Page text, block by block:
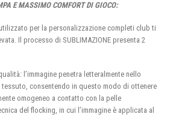
E MASSIMO COMFORT DI GIOCO:
per la personalizzazione completi club ti
Il processo di SUBLIMAZIONE presenta 2
l’immagine penetra letteralmente nello
consentendo in questo modo di ottenere
omogeneo a contatto con la pelle
del flocking, in cui l’immagine è applicata al